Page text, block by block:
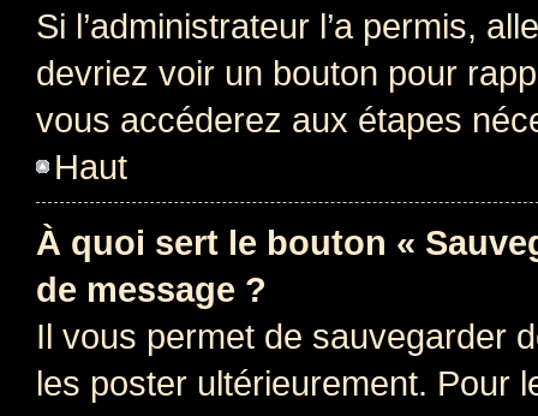
Si l’administrateur l’a permis,
devriez voir un bouton pour
vous accéderez aux étapes
Haut
À quoi sert le bouton «
de message ?
Il vous permet de sauvegarder
les poster ultérieurement. Pour